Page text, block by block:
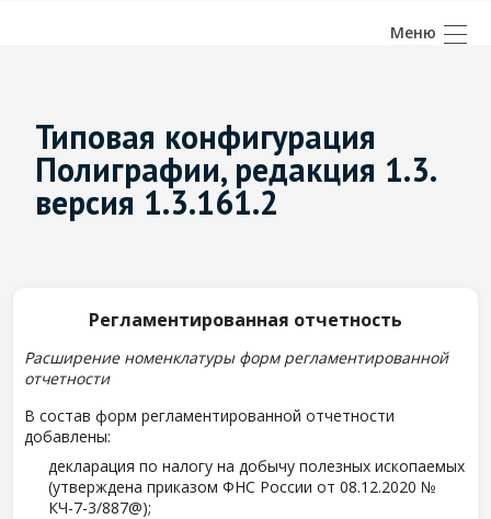
Типовая конфигурация
Полиграфии, редакция 1.3.
версия 1.3.161.2
Регламентированная отчетность
Расширение номенклатуры форм регламентированной
отчетности
В состав форм регламентированной отчетности
добавлены:
декларация по налогу на добычу полезных ископаемых
(утверждена приказом ФНС России от 08.12.2020 №
КЧ-7-3/887@);